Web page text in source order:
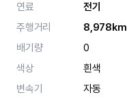
연료
전기
주행거리
8,978km
배기량
0
색상
흰색
변속기
자동